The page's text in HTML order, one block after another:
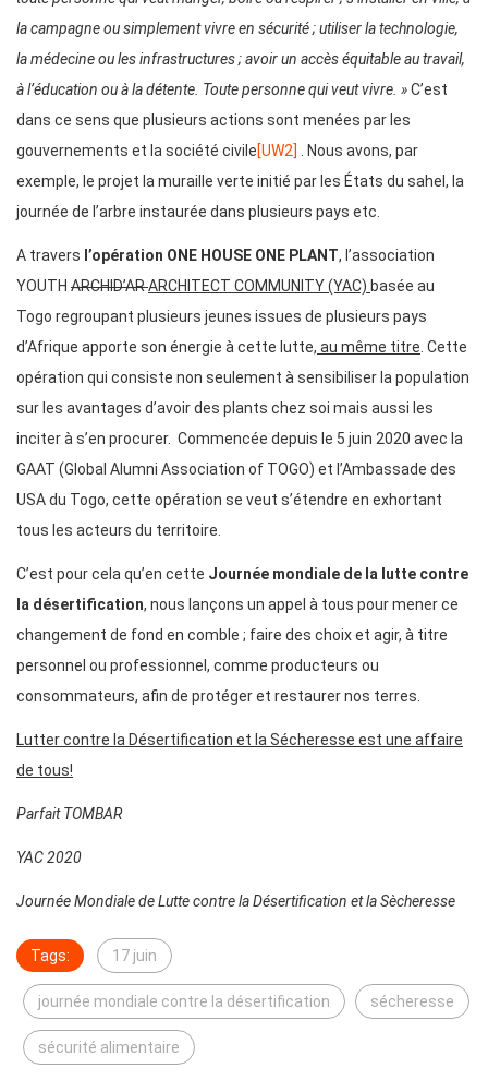
la campagne ou simplement vivre en sécurité ; utiliser la technologie,
la médecine ou les infrastructures ; avoir un accès équitable au travail,
à l’éducation ou à la détente. Toute personne qui veut vivre. »C’est
dans ce sens que plusieurs actions sont menées par les
gouvernements et la société civile[UW2] . Nous avons, par
exemple, le projet la muraille verte initié par les États du sahel, la
journée de l’arbre instaurée dans plusieurs pays etc.
A travers l’opération ONE HOUSE ONE PLANT, l’association
YOUTH ARCHID’ARARCHITECT COMMUNITY (YAC) basée au
Togo regroupant plusieurs jeunes issues de plusieurs pays
d’Afrique apporte son énergie à cette lutte, au même titre. Cette
opération qui consiste non seulement à sensibiliser la population
sur les avantages d’avoir des plants chez soi mais aussi les
inciter à s’en procurer. Commencée depuis le 5 juin 2020 avec la
GAAT (Global Alumni Association of TOGO) et l’Ambassade des
USA du Togo, cette opération se veut s’étendre en exhortant
tous les acteurs du territoire.
C’est pour cela qu’en cette Journée mondiale de la lutte contre
la désertification, nous lançons un appel à tous pour mener ce
changement de fond en comble ; faire des choix et agir, à titre
personnel ou professionnel, comme producteurs ou
consommateurs, afin de protéger et restaurer nos terres.
Lutter contre la Désertification et laSécheresse est une affaire
de tous!
Parfait TOMBAR
YAC 2020
Journée Mondiale de Lutte contre la Désertification et la Sècheresse
Tags: 17 juin
journée mondiale contre la désertification sécheresse
sécurité alimentaire